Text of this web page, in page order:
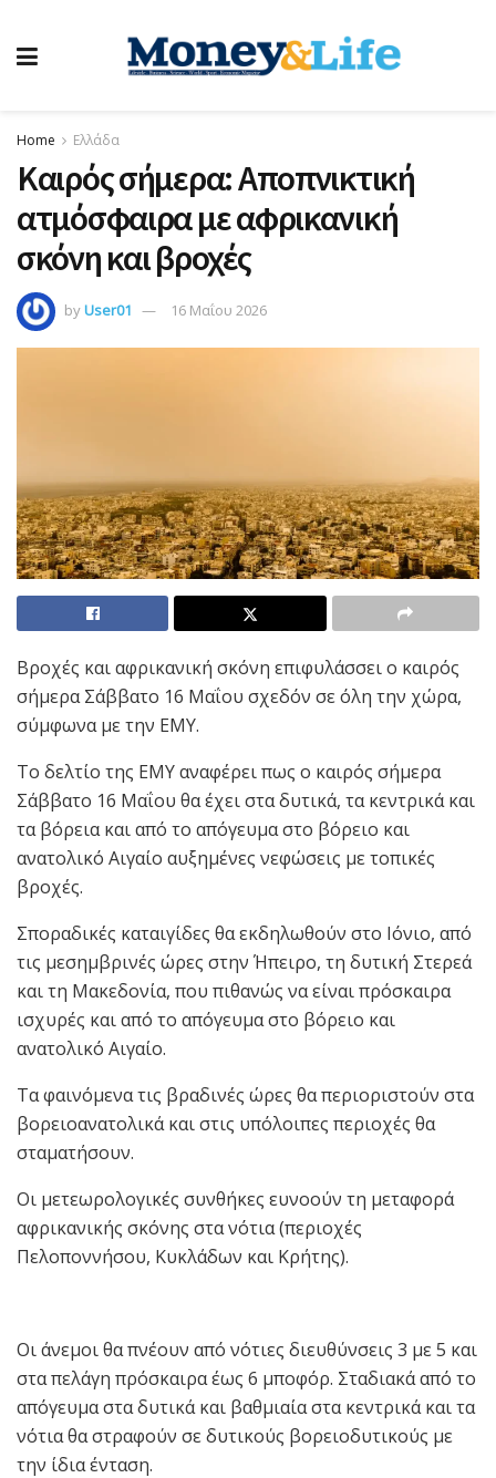
Home Ελλάδα
Καιρός σήμερα: Αποπνικτική
ατμόσφαιρα με αφρικανική
σκόνη και βροχές
byUser01 16 Μαΐου 2026
Βροχές και αφρικανική σκόνη επιφυλάσσει ο καιρός
σήμερα Σάββατο 16 Μαΐου σχεδόν σε όλη την χώρα,
σύμφωνα με την ΕΜΥ.
Το δελτίο της ΕΜΥ αναφέρει πως ο καιρός σήμερα
Σάββατο 16 Μαΐου θα έχει στα δυτικά, τα κεντρικά και
τα βόρεια και από το απόγευμα στο βόρειο και
ανατολικό Αιγαίο αυξημένες νεφώσεις με τοπικές
βροχές.
Σποραδικές καταιγίδες θα εκδηλωθούν στο Ιόνιο, από
τις μεσημβρινές ώρες στην Ήπειρο, τη δυτική Στερεά
και τη Μακεδονία, που πιθανώς να είναι πρόσκαιρα
ισχυρές και από το απόγευμα στο βόρειο και
ανατολικό Αιγαίο.
Τα φαινόμενα τις βραδινές ώρες θα περιοριστούν στα
βορειοανατολικά και στις υπόλοιπες περιοχές θα
σταματήσουν.
Οι μετεωρολογικές συνθήκες ευνοούν τη μεταφορά
αφρικανικής σκόνης στα νότια (περιοχές
Πελοποννήσου, Κυκλάδων και Κρήτης).
Οι άνεμοι θα πνέουν από νότιες διευθύνσεις 3 με 5 και
στα πελάγη πρόσκαιρα έως 6 μποφόρ. Σταδιακά από το
απόγευμα στα δυτικά και βαθμιαία στα κεντρικά και τα
νότια θα στραφούν σε δυτικούς βορειοδυτικούς με
την ίδια ένταση.